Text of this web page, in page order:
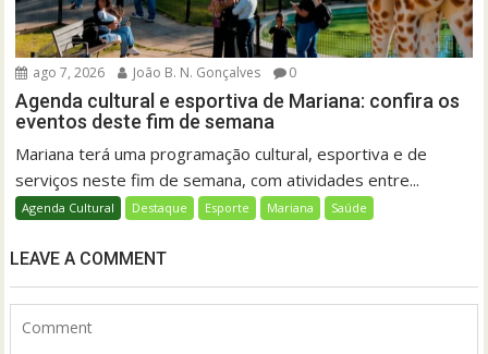
ago 7, 2026 João B. N. Gonçalves 0
Agenda cultural e esportiva de Mariana: confira os
eventos deste fim de semana
Mariana terá uma programação cultural, esportiva e de
serviços neste fim de semana, com atividades entre...
Agenda Cultural Destaque Esporte Mariana Saúde
LEAVE A COMMENT